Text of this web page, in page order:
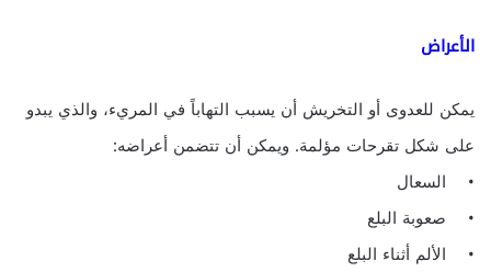
الأعراض
يمكن للعدوى أو التخريش أن يسبب التهاباً في المريء، والذي يبدو
على شكل تقرحات مؤلمة. ويمكن أن تتضمن أعراضه:
• السعال
• صعوبة البلع
• الألم أثناء البلع